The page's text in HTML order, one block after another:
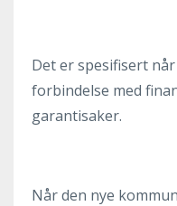
Det er spesifisert
forbindelse med
garantisaker.
Når den nye